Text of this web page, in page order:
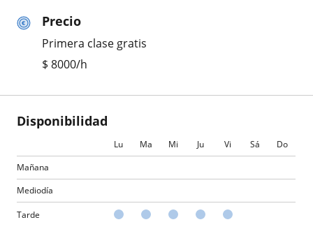
Precio
Primera clase gratis
$ 8000/h
Disponibilidad
Lu Ma Mi Ju Vi Sá
Do
Mañana
Mediodía
Tarde